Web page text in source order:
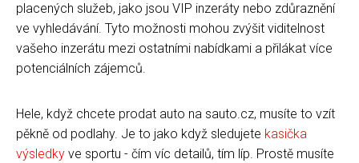
placených služeb, jako jsou VIP inzeráty nebo zdůraznění
ve vyhledávání. Tyto možnosti mohou zvýšit viditelnost
vašeho inzerátu mezi ostatními nabídkami a přilákat více
potenciálních zájemců.
Hele, když chcete prodat auto na sauto.cz, musíte to vzít
pěkně od podlahy. Je to jako když sledujete kasička
výsledky ve sportu - čím víc detailů, tím líp. Prostě musíte